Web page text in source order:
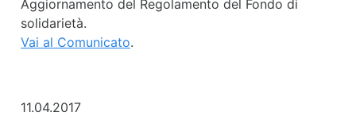
Aggiornamento del Regolamento del Fondo di
solidarietà.
Vai al Comunicato.
11.04.2017